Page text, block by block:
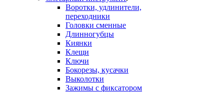
Воротки, удлинители,
переходники
Головки сменные
Длинногубцы
Киянки
Клещи
Ключи
Бокорезы, кусачки
Выколотки
Зажимы с фиксатором